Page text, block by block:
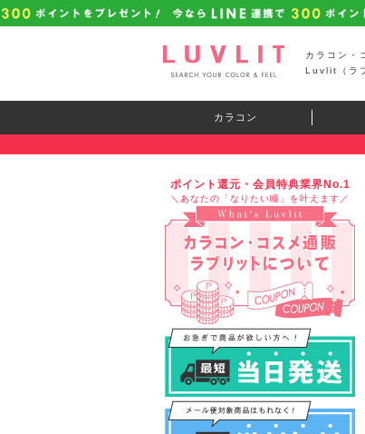
カラコン・
Luvlit（ラ
カラコン
ポイント還元・会員特典業界No.1
＼あなたの「なりたい瞳」を叶えます／